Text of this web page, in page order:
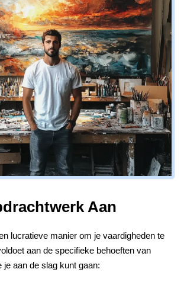
Aan
lucratieve manier om je vaardigheden te
aan de specifieke behoeften van
je aan de slag kunt gaan: